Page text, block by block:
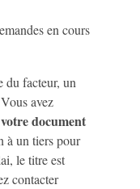
en cours
du facteur, un
avez
document
à un tiers pour
le titre est
contacter